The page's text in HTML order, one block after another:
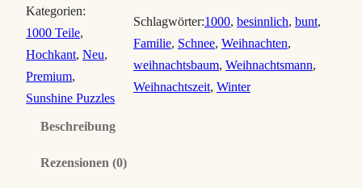
C
h
r
i
s
Kategorien:
1000 Teile,
Hochkant, Neu,
Premium,
Sunshine Puzzles
Schlagwörter:1000, besinnlich, bunt,
Familie, Schnee, Weihnachten,
weihnachtsbaum, Weihnachtsmann,
Weihnachtszeit, Winter
Beschreibung
Rezensionen (0)